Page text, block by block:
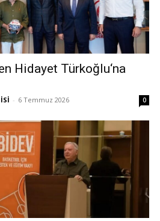
Hidayet Türkoğlu‘na
- 6 Temmuz 2026 0